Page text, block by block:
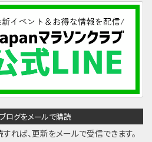
ログをメールで購読
れば、更新をメールで受信できます。